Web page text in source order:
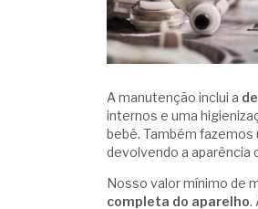
A manutenção inclui a
internos e uma
bebê. Também fazemos
devolvendo a aparência
Nosso valor mínimo de
completa do aparelho.